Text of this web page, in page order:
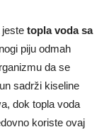
jeste topla voda sa
piju odmah
da se
sadrži kiseline
dok topla voda
koriste ovaj